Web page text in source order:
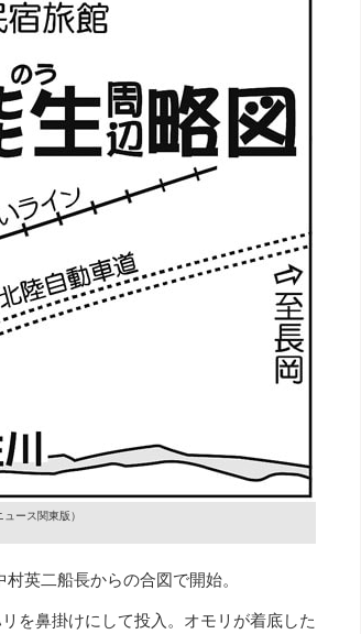
ュース関東版）
英二船長からの合図で開始。
を鼻掛けにして投入。オモリが着底した